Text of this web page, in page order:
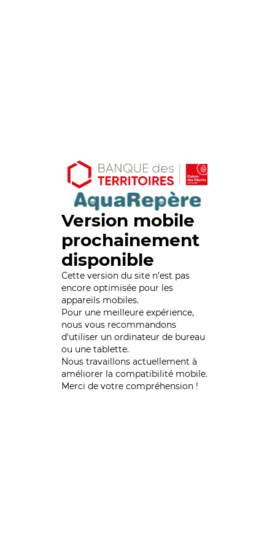
Version mobile
prochainement
disponible
Cette version du site n’est pas
encore optimisée pour les
appareils mobiles.
Pour une meilleure expérience,
nous vous recommandons
d'utiliser un ordinateur de bureau
ou une tablette.
Nous travaillons actuellement à
améliorer la compatibilité mobile.
Merci de votre compréhension !